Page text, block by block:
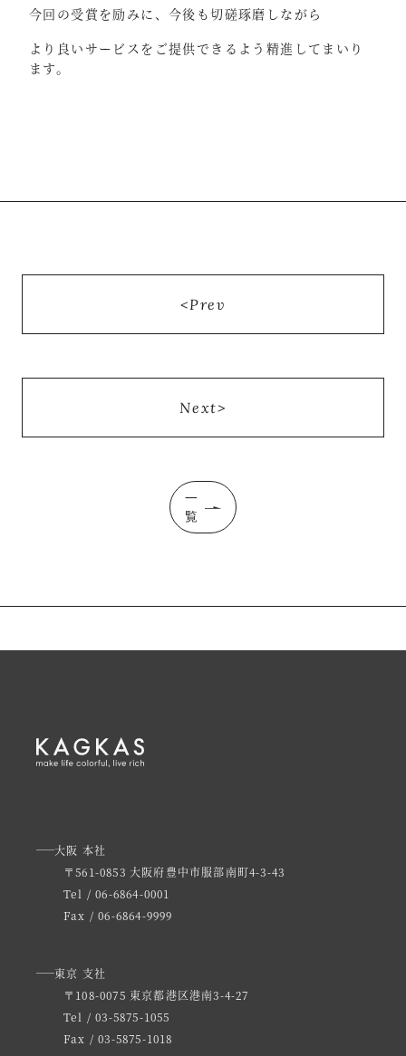
今回の受賞を励みに、今後も切磋琢磨しながら
より良いサービスをご提供できるよう精進してまいり
ます。
Prev
一
覧
Next
大阪 本社
〒561-0853 大阪府豊中市服部南町4-3-43
Tel / 06-6864-0001
Fax / 06-6864-9999
東京 支社
〒108-0075 東京都港区港南3-4-27
Tel / 03-5875-1055
Fax / 03-5875-1018